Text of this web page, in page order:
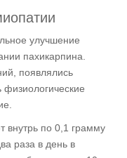
улучшение
пахикарпина.
появлялись
внутрь по 0,1 грамму
раза в день в